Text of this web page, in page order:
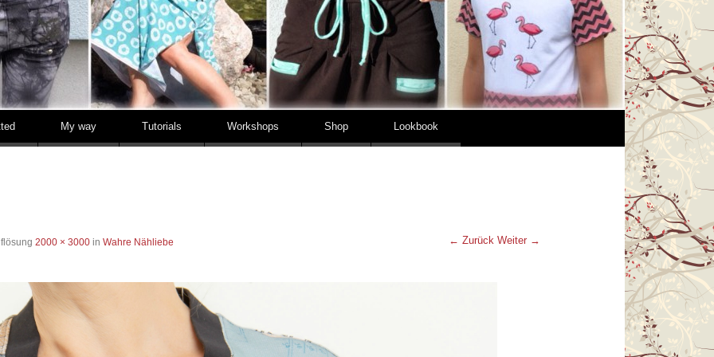
My way Tutorials Workshops Shop Lookbook
2000 × 3000in Wahre Nähliebe ← Zurück Weiter →